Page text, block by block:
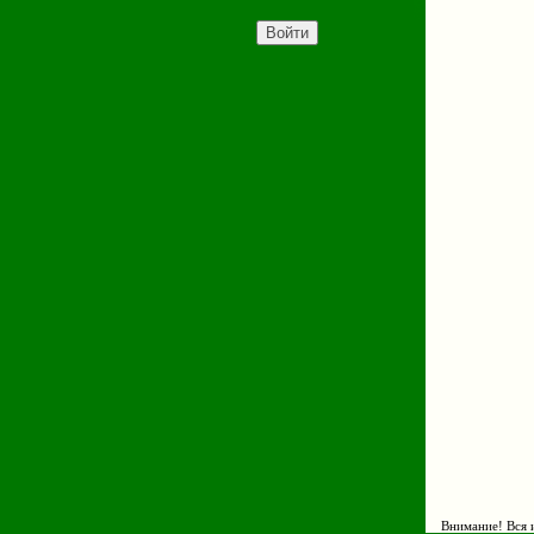
Внимание! Вся